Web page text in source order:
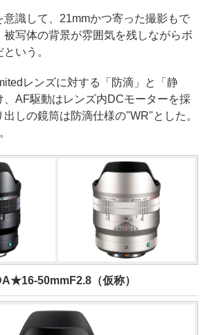
意識して、21mmかつ寄った撮影もで
被写体の背景が雰囲気を残しながらボ
いう。
レンズに対する「防滴」と「静
、AF駆動はレンズ内DCモーターを採
しの鏡筒は防滴仕様の"WR"とした。
50mmF2.8（仮称）